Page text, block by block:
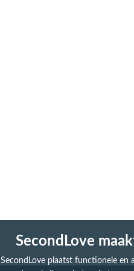
SecondLove
SecondLove plaatst functionele en